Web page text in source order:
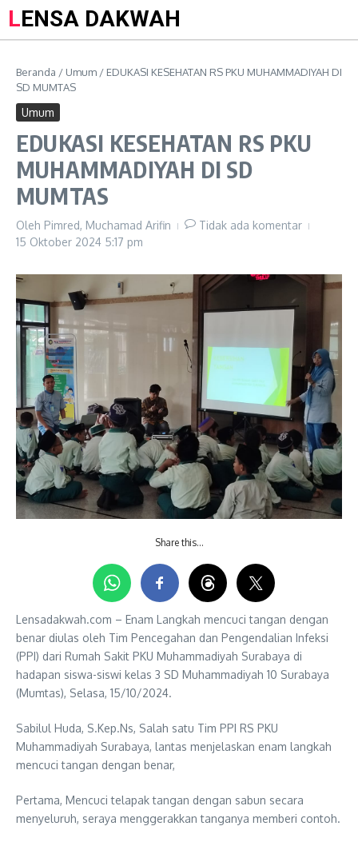
LENSA DAKWAH
Beranda / Umum / EDUKASI KESEHATAN RS PKU MUHAMMADIYAH DI
SD MUMTAS
Umum
EDUKASI KESEHATAN RS PKU
MUHAMMADIYAH DI SD
MUMTAS
Oleh Pimred, Muchamad Arifin
Tidak ada komentar
15 Oktober 2024 5:17 pm
Share this…
Lensadakwah.com – Enam Langkah mencuci tangan dengan
benar diulas oleh Tim Pencegahan dan Pengendalian Infeksi
(PPI) dari Rumah Sakit PKU Muhammadiyah Surabaya di
hadapan siswa-siswi kelas 3 SD Muhammadiyah 10 Surabaya
(Mumtas), Selasa, 15/10/2024.
Sabilul Huda, S.Kep.Ns, Salah satu Tim PPI RS PKU
Muhammadiyah Surabaya, lantas menjelaskan enam langkah
mencuci tangan dengan benar,
Pertama, Mencuci telapak tangan dengan sabun secara
menyeluruh, seraya menggerakkan tanganya memberi contoh.